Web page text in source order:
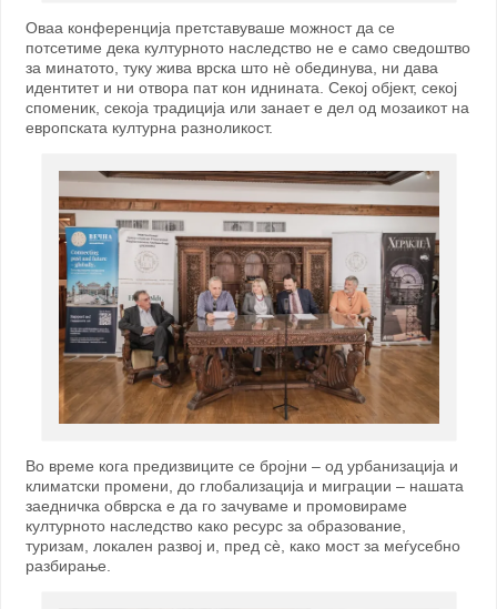
Оваа конференција претставуваше можност да се
потсетиме дека културното наследство не е само сведоштво
за минатото, туку жива врска што нè обединува, ни дава
идентитет и ни отвора пат кон иднината. Секој објект, секој
споменик, секоја традиција или занает е дел од мозаикот на
европската културна разноликост.
Во време кога предизвиците се бројни – од урбанизација и
климатски промени, до глобализација и миграции – нашата
заедничка обврска е да го зачуваме и промовираме
културното наследство како ресурс за образование,
туризам, локален развој и, пред сè, како мост за меѓусебно
разбирање.